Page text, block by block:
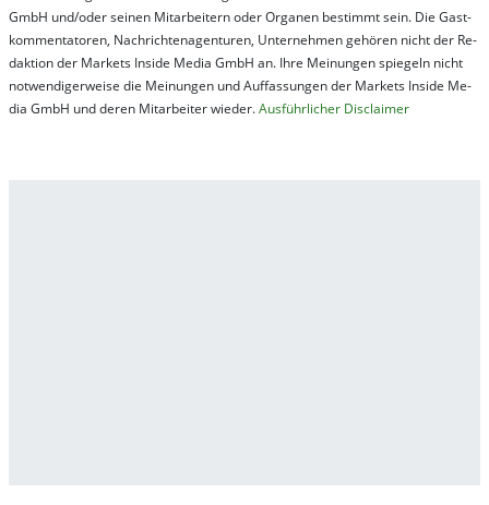
GmbH und/oder sei­nen Mit­ar­bei­tern oder Or­ga­nen be­stim­mt sein. Die Gast­
kom­men­ta­tor­en, Nach­rich­ten­ag­en­tur­en, Un­ter­neh­men ge­hör­en nicht der Re­
dak­tion der Mar­kets In­side Me­dia GmbH an. Ihre Mei­nung­en spie­geln nicht
not­wen­di­ger­wei­se die Mei­nung­en und Auf­fas­sung­en der Mar­kets In­side Me­
dia GmbH und de­ren Mit­ar­bei­ter wie­der.Aus­führ­lich­er Dis­clai­mer